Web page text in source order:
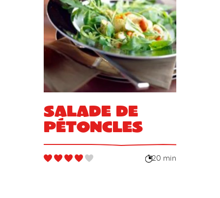
Salade de
pétoncles
20 min